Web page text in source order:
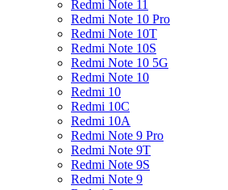
Redmi Note 11
Redmi Note 10 Pro
Redmi Note 10T
Redmi Note 10S
Redmi Note 10 5G
Redmi Note 10
Redmi 10
Redmi 10C
Redmi 10A
Redmi Note 9 Pro
Redmi Note 9T
Redmi Note 9S
Redmi Note 9